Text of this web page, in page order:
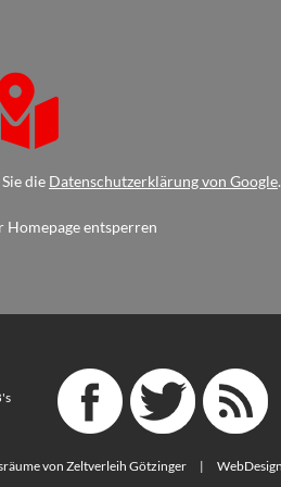
die Datenschutzerklärung von Google.
entsperren
von Zeltverleih Götzinger | WebDesign